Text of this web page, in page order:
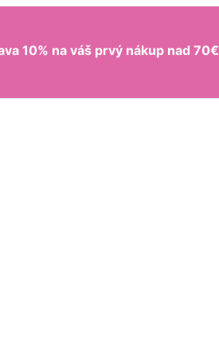
10% na váš prvý nákup nad 70€